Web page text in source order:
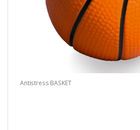
Antistress BASKET